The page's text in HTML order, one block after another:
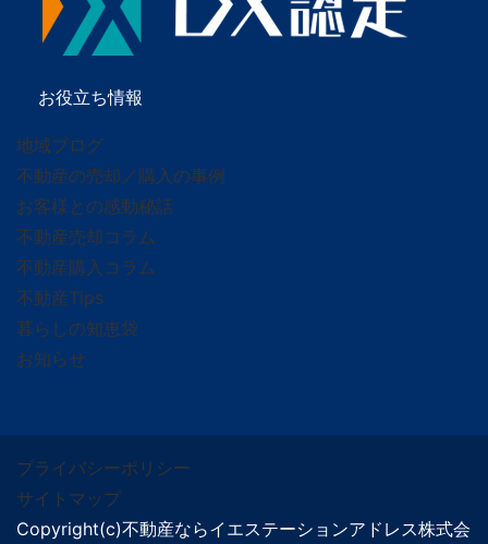
お役立ち情報
地域ブログ
不動産の売却／購入の事例
お客様との感動秘話
不動産売却コラム
不動産購入コラム
不動産Tips
暮らしの知恵袋
お知らせ
プライバシーポリシー
サイトマップ
Copyright(c)不動産ならイエステーションアドレス株式会